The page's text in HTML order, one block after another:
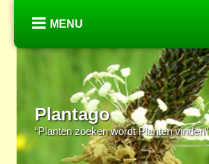
MENU
Plantago
“Planten zoeken wordt Planten vinden”